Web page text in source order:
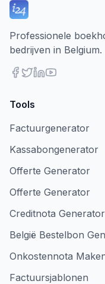
Professionele
bedrijven in Belgium.
Tools
Factuurgenerator
Kassabongenerator
Offerte Generator
Offerte Generator
Creditnota Generator
België Bestelbon
Onkostennota
Factuursjablonen